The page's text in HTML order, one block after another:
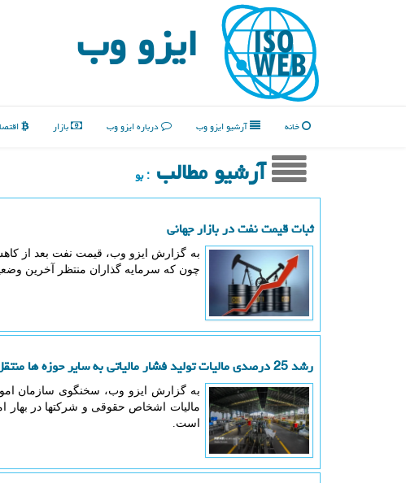
ایزو وب
خانه آرشیو ایزو وب درباره ایزو وب بازار
آرشیو مطالب : بو
ثبات قیمت نفت در بازار جهانی
به گزارش ایزو وب، قیمت نفت بعد از
چون که سرمایه گذاران منتظر آخرین
رشد 25 درصدی مالیات تولید فشار مالیاتی به سایر حوزه ها منتقل شد
به گزارش ایزو وب، سخنگوی سازمان
است.